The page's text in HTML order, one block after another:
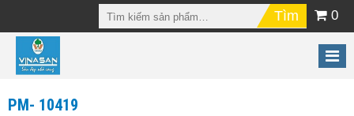
0
PM- 10419